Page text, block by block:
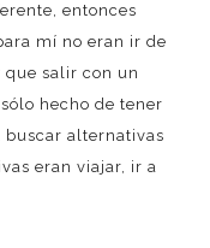
entonces
mí no eran ir de
que salir con un
hecho de tener
buscar alternativas
eran viajar, ir a